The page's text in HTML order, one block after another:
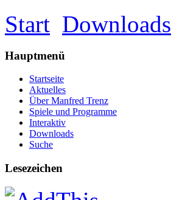
Start Downloads
Hauptmenü
Startseite
Aktuelles
Über Manfred Trenz
Spiele und Programme
Interaktiv
Downloads
Suche
Lesezeichen